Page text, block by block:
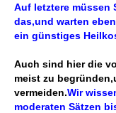
Auf letztere müssen
das,und warten
ein günstiges
Auch sind hier die
meist zu
vermeiden.Wir
moderaten Sätzen